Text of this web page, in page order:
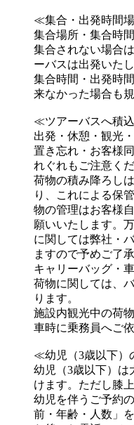
≪集合・出発時間
集合場所・集合時
集合されない場合
ーバスは出発いたし
集合時間・出発時
来なかった場合も
≪ツアーバスへ積
出発・休憩・観光
置き忘れ・お客様
れぐれもご注意く
荷物の積み降ろし
り、これによる保
物の管理はお客様
願いいたします。
に関しては弊社・
ますので予めご了
キャリーバッグ・
荷物に関しては、
ります。
施設内観光中の荷
車時に乗務員へご
≪幼児（3歳以下）
幼児（3歳以下）は
けます。ただし膝
幼児を伴うご予約
前・年齢・人数」